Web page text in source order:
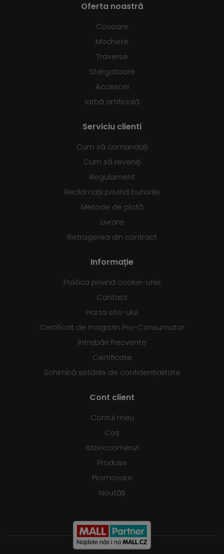
Oferta noastră
Covoare
Mochete
Traverse
Stergatoare
Accesorii
Iarbă artificială
Serviciu clienti
Cum să comandați
Cum să reveniți
Regulament
Reclamații privind bunurile
Metode de plată
Livrare
Retragerea din contract
Informație
Politica privind cookie-urile
Contact
Harta site-ului
Certificat de magazin Pro-Consumator
Întrebări frecvente
Certificate
Schimbă setările de confidențialitate
Cont client
Contul meu
Coș
Istoriccomenzi
Produse
Promovare
Noutăți